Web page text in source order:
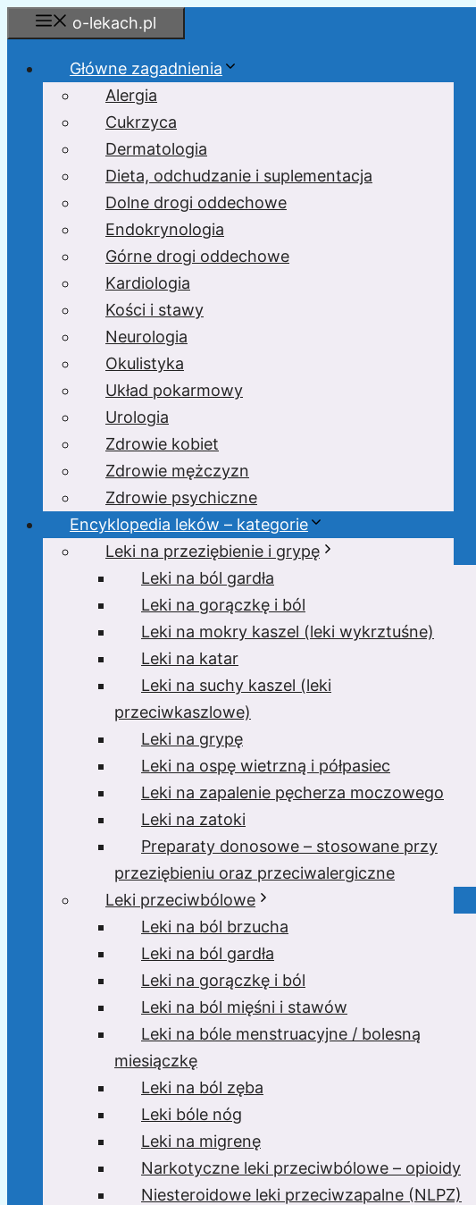
Przejdź
do
o-lekach.pl
Główne zagadnienia
Alergia
Cukrzyca
Dermatologia
Dieta, odchudzanie i suplementacja
Dolne drogi oddechowe
Endokrynologia
Górne drogi oddechowe
Kardiologia
Kości i stawy
Neurologia
Okulistyka
Układ pokarmowy
Urologia
Zdrowie kobiet
Zdrowie mężczyzn
Zdrowie psychiczne
Encyklopedia leków – kategorie
Leki na przeziębienie i grypę
Leki na ból gardła
Leki na gorączkę i ból
Leki na mokry kaszel (leki wykrztuśne)
Leki na katar
Leki na suchy kaszel (leki
przeciwkaszlowe)
Leki na grypę
Leki na ospę wietrzną i półpasiec
Leki na zapalenie pęcherza moczowego
Leki na zatoki
Preparaty donosowe – stosowane przy
przeziębieniu oraz przeciwalergiczne
Leki przeciwbólowe
Leki na ból brzucha
Leki na ból gardła
Leki na gorączkę i ból
Leki na ból mięśni i stawów
Leki na bóle menstruacyjne / bolesną
miesiączkę
Leki na ból zęba
Leki bóle nóg
Leki na migrenę
Narkotyczne leki przeciwbólowe – opioidy
Niesteroidowe leki przeciwzapalne (NLPZ)